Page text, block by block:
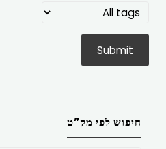
חיפוש לפי מק”ט